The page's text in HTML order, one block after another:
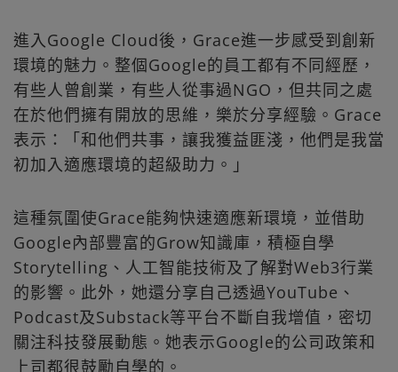
進入Google Cloud後，Grace進一步感受到創新
環境的魅力。整個Google的員工都有不同經歷，
有些人曾創業，有些人從事過NGO，但共同之處
在於他們擁有開放的思維，樂於分享經驗。Grace
表示：「和他們共事，讓我獲益匪淺，他們是我當
初加入適應環境的超級助力。」
這種氛圍使Grace能夠快速適應新環境，並借助
Google內部豐富的Grow知識庫，積極自學
Storytelling、人工智能技術及了解對Web3行業
的影響。此外，她還分享自己透過YouTube、
Podcast及Substack等平台不斷自我增值，密切
關注科技發展動態。她表示Google的公司政策和
上司都很鼓勵自學的。